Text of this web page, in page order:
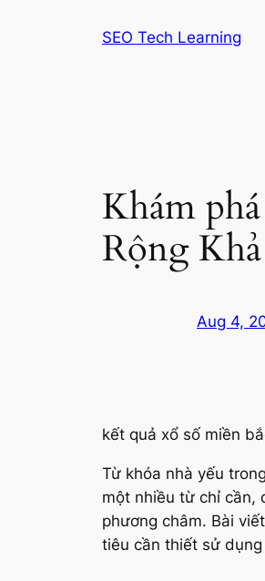
SEO Tech Learning
Khám
Rộng
Aug 4,
kết quả xổ số miền
Từ khóa nhà yếu
một nhiều từ chỉ cần,
phương châm. Bài
tiêu cần thiết sử